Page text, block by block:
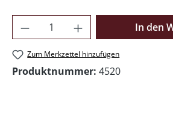
Produkt Anzahl: GibIn den
Zum Merkzettel hinzufügen
Produktnummer: 4520